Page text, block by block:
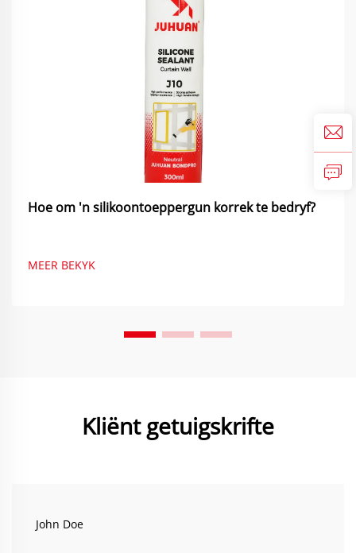
Hoe om 'n silikoontoeppergun korrek te bedryf?
MEER BEKYK
Kliënt getuigskrifte
John Doe